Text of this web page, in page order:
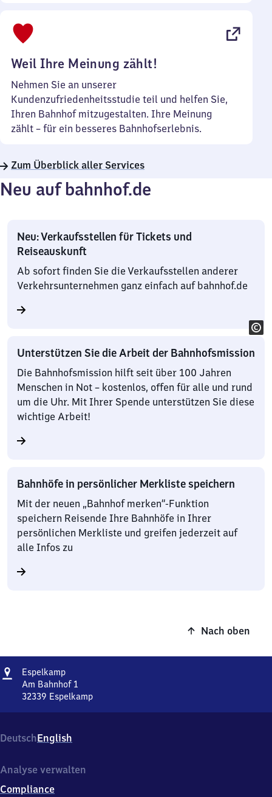
Weil Ihre Meinung zählt!
Nehmen Sie an unserer
Kundenzufriedenheitsstudie teil und helfen Sie,
Ihren Bahnhof mitzugestalten. Ihre Meinung
zählt – für ein besseres Bahnhofserlebnis.
Zum Überblick aller Services
Neu auf bahnhof.de
Neu: Verkaufsstellen für Tickets und
Reiseauskunft
Ab sofort finden Sie die Verkaufsstellen anderer
Verkehrsunternehmen ganz einfach auf bahnhof.de
Unterstützen Sie die Arbeit der Bahnhofsmission
Die Bahnhofsmission hilft seit über 100 Jahren
Menschen in Not – kostenlos, offen für alle und rund
um die Uhr. Mit Ihrer Spende unterstützen Sie diese
wichtige Arbeit!
Bahnhöfe in persönlicher Merkliste speichern
Mit der neuen „Bahnhof merken“-Funktion
speichern Reisende Ihre Bahnhöfe in Ihrer
persönlichen Merkliste und greifen jederzeit auf
alle Infos zu
Nach oben
Adresse
EspelkampEspelkamp
Am Bahnhof 1
32339 Espelkamp
Bahnhof
1,
2
3
DeutschEnglish
Analyse verwalten
Compliance